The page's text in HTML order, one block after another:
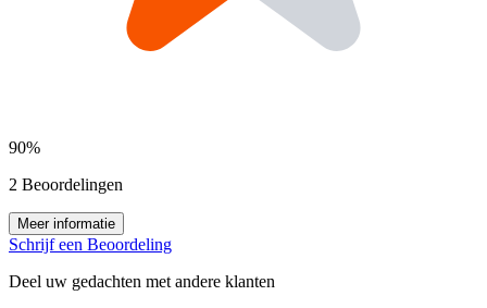
90%
2 Beoordelingen
Meer informatie
Schrijf een Beoordeling
Deel uw gedachten met andere klanten